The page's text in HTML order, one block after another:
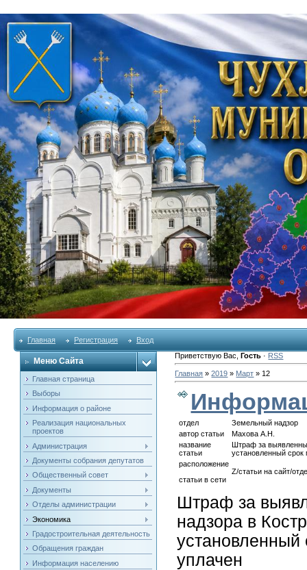
Главная Регистрация Вход
Меню Сайта
Главная страница
Выборы
Информация о районе
Реализация национальных
проектов
Администрация
Документы собрания депутатов
Общественный совет
Документы
Отделы администрации
Экономика
Градостроительная деятельность
Обращения граждан
Информация населению
Приветствую Вас ,Гость · RSS
Главная »2019 » Март » 12
отдел
Земельный надзор
автор статьи
Махова А.Н.
название
статьи
Штраф за
установленный
расположение
статьи в сети
Z/статьи на сайт/
Штраф за
надзора в
уплачен